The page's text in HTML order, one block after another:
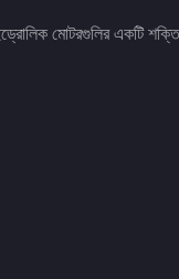
মোটরগুলির একটি